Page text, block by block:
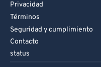
Privacidad
Términos
Seguridad y cumplimiento
Contacto
status